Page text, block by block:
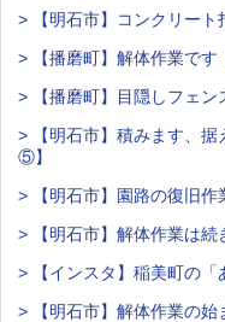
> 【明石市】コンクリート
> 【播磨町】解体作業です
> 【播磨町】目隠しフェン
> 【明石市】積みます、
⑤】
> 【明石市】園路の復旧作
> 【明石市】解体作業は続
> 【インスタ】稲美町の「
> 【明石市】解体作業の始